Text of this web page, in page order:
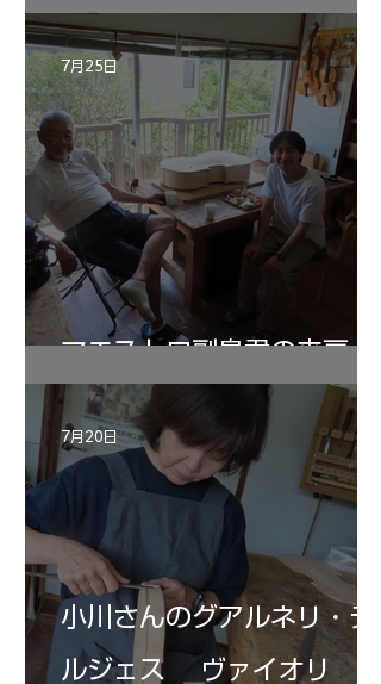
マエストロ副島君の来房
7月25日
小川さんのグアルネリ・デ
ルジェス ヴァイオリ
7月20日